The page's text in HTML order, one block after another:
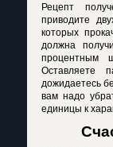
Рецепт
приводите
которых
должна
процентным
Оставляете
дожидаетесь
вам надо
единицы к